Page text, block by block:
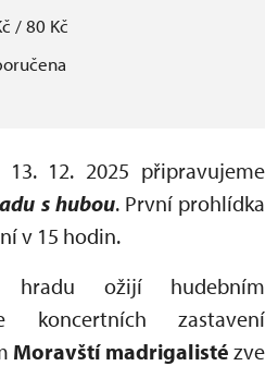
/ 80 Kč
12. 2025 připravujeme
s hubou. První prohlídka
v 15 hodin.
hradu ožijí hudebním
koncertních zastavení
Moravští madrigalisté zve